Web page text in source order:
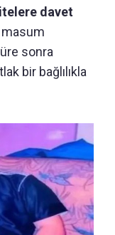
davet
sonra
bir bağlılıkla